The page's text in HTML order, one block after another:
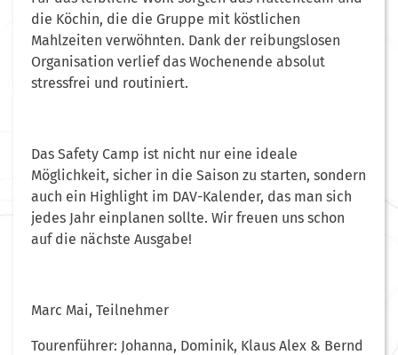
die Köchin, die die Gruppe mit köstlichen
Mahlzeiten verwöhnten. Dank der reibungslosen
Organisation verlief das Wochenende absolut
stressfrei und routiniert.
Das Safety Camp ist nicht nur eine ideale
Möglichkeit, sicher in die Saison zu starten, sondern
auch ein Highlight im DAV-Kalender, das man sich
jedes Jahr einplanen sollte. Wir freuen uns schon
auf die nächste Ausgabe!
Marc Mai, Teilnehmer
Tourenführer: Johanna, Dominik, Klaus Alex & Bernd